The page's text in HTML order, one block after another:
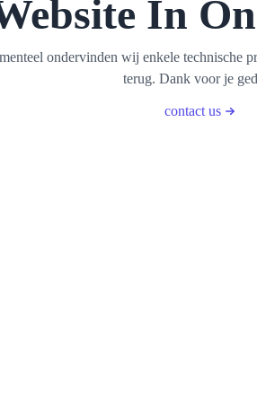
In
ondervinden wij enkele technische
terug. Dank voor je
contact us